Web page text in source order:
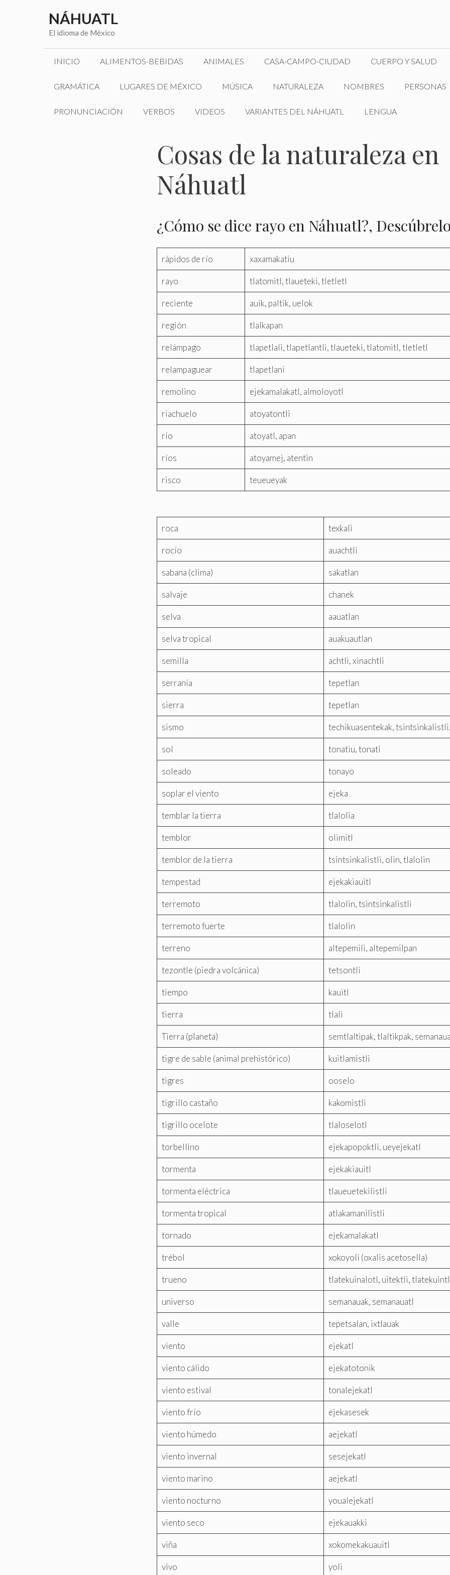
contenido
NÁHUATL
El idioma de México
INICIO ALIMENTOS-BEBIDAS ANIMALES CASA-CAMPO-CIUDAD CUERPO Y SALUD
GRAMÁTICA LUGARES DE MÉXICO MÚSICA NATURALEZA NOMBRES PERSONAS
PRONUNCIACIÓN VERBOS VIDEOS VARIANTES DEL NÁHUATL LENGUA
Cosas de la naturaleza en
Náhuatl
¿Cómo se dice rayo en Náhuatl?,
rápidos de río xaxamakatiu
rayo tlatomitl, tlaueteki, tletletl
reciente auik, paltik, uelok
región tlalkapan
relámpago tlapetlali, tlapetlantli, tlaueteki, tlatomitl, tletletl
relampaguear tlapetlani
remolino ejekamalakatl, almoloyotl
riachuelo atoyatontli
río atoyatl, apan
ríos atoyamej, atentin
risco teueueyak
roca texkali
rocío auachtli
sabana (clima) sakatlan
salvaje chanek
selva aauatlan
selva tropical auakuautlan
semilla achtli, xinachtli
serranía tepetlan
sierra tepetlan
sismo techikuasentekak,
sol tonatiu, tonati
soleado tonayo
soplar el viento ejeka
temblar la tierra tlalolia
temblor olimitl
temblor de la tierra tsintsinkalistli, olin, tlalolin
tempestad ejekakiauitl
terremoto tlalolin, tsintsinkalistli
terremoto fuerte tlalolin
terreno altepemili, altepemilpan
tezontle (piedra volcánica) tetsontli
tiempo kauitl
tierra tlali
Tierra (planeta) semtlaltipak, tlaltikpak,
tigre de sable (animal prehistórico) kuitlamistli
tigres ooselo
tigrillo castaño kakomistli
tigrillo ocelote tlaloselotl
torbellino ejekapopoktli, ueyejekatl
tormenta ejekakiauitl
tormenta eléctrica tlaueuetekilistli
tormenta tropical atlakamanilistli
tornado ejekamalakatl
trébol xokoyoli (oxalis acetosella)
trueno tlatekuinalotl, uitektli,
universo semanauak, semanauatl
valle tepetsalan, ixtlauak
viento ejekatl
viento cálido ejekatotonik
viento estival tonalejekatl
viento frío ejekasesek
viento húmedo aejekatl
viento invernal sesejekatl
viento marino aejekatl
viento nocturno youalejekatl
viento seco ejekauakki
viña xokomekakuauitl
vivo yoli